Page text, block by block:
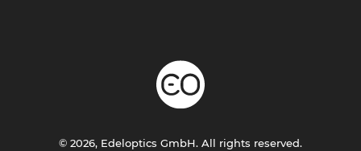
© 2026, Edeloptics GmbH. All rights reserved.